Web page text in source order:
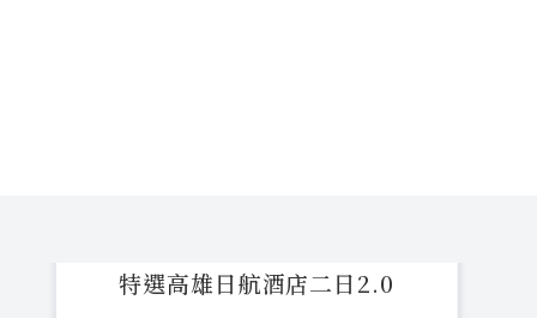
特選高雄日航酒店二日2.0